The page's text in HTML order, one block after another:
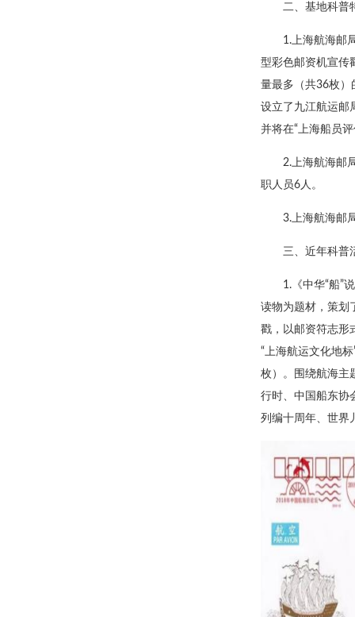
二、基地科普
1.上海航海邮
型彩色邮资机宣传
量最多（共36枚）
设立了九江航运邮
并将在“上海船员
2.上海航海邮
职人员6人。
3.上海航海邮
三、近年科普
1.《中华“船”
读物为题材，策划
戳，以邮资符志形
“上海航运文化地
枚）。围绕航海主
行时、中国船东协
列编十周年、世界